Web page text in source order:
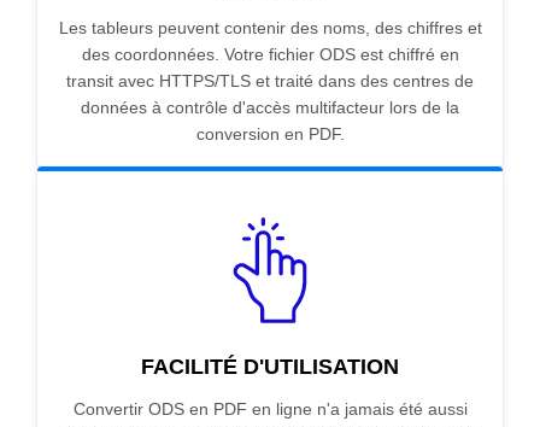
Les tableurs peuvent contenir des noms, des chiffres et
des coordonnées. Votre fichier ODS est chiffré en
transit avec HTTPS/TLS et traité dans des centres de
données à contrôle d'accès multifacteur lors de la
conversion en PDF.
FACILITÉ D'UTILISATION
Convertir ODS en PDF en ligne n'a jamais été aussi